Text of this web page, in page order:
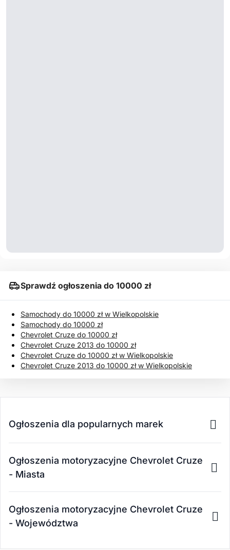
Sprawdź ogłoszenia do 10000 zł
Samochody do 10000 zł w Wielkopolskie
Samochody do 10000 zł
Chevrolet Cruze do 10000 zł
Chevrolet Cruze 2013 do 10000 zł
Chevrolet Cruze do 10000 zł w Wielkopolskie
Chevrolet Cruze 2013 do 10000 zł w Wielkopolskie
Ogłoszenia dla popularnych marek
Ogłoszenia motoryzacyjne Chevrolet Cruze
- Miasta
Ogłoszenia motoryzacyjne Chevrolet Cruze
- Województwa